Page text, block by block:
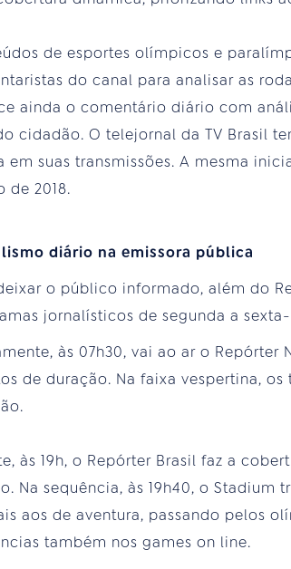
de esportes olímpicos e
do canal para analisar as
ainda o comentário diário com
cidadão. O telejornal da TV Brasil
em suas transmissões. A mesma
de 2018.
diário na emissora pública
o público informado, além do
jornalísticos de segunda a
às 07h30, vai ao ar o Repórter
de duração. Na faixa vespertina,
às 19h, o Repórter Brasil faz a
Na sequência, às 19h40, o Stadium
aos de aventura, passando pelos
também nos games on line.